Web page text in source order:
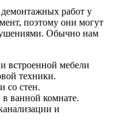
работ у
поэтому они могут
Обычно нам
встроенной мебели
техники.
со стен.
ванной комнате.
и